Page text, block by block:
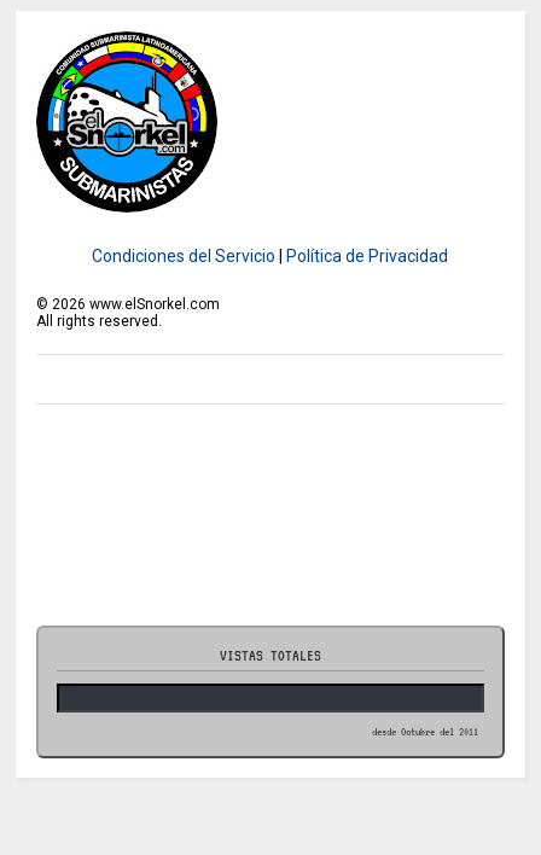
Condiciones del Servicio |Política de Privacidad
© 2026 www.elSnorkel.com
All rights reserved.
VISTAS TOTALES
desde Octubre del 2011